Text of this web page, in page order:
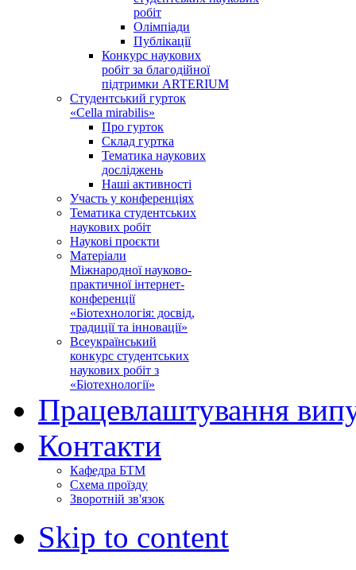
робіт
Олімпіади
Публікації
Конкурс наукових
робіт за благодійної
підтримки ARTERIUM
Студентський гурток
«Cella mirabilis»
Про гурток
Склад гуртка
Тематика наукових
досліджень
Наші активності
Участь у конференціях
Тематика студентських
наукових робіт
Наукові проєкти
Матеріали
Міжнародної науково-
практичної інтернет-
конференції
«Біотехнологія: досвід,
традиції та інновації»
Всеукраїнський
конкурс студентських
наукових робіт з
«Біотехнології»
Працевлаштування
Контакти
Кафедра БТМ
Схема проїзду
Зворотній зв'язок
Skip to content